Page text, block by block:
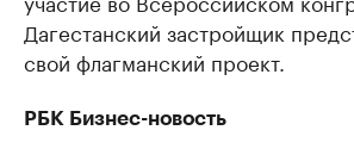
Дагестанский застройщик
свой флагманский проект.
РБК Бизнес-новость